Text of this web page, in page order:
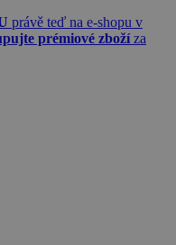
právě teď na e-shopu v
prémiové zbožíza